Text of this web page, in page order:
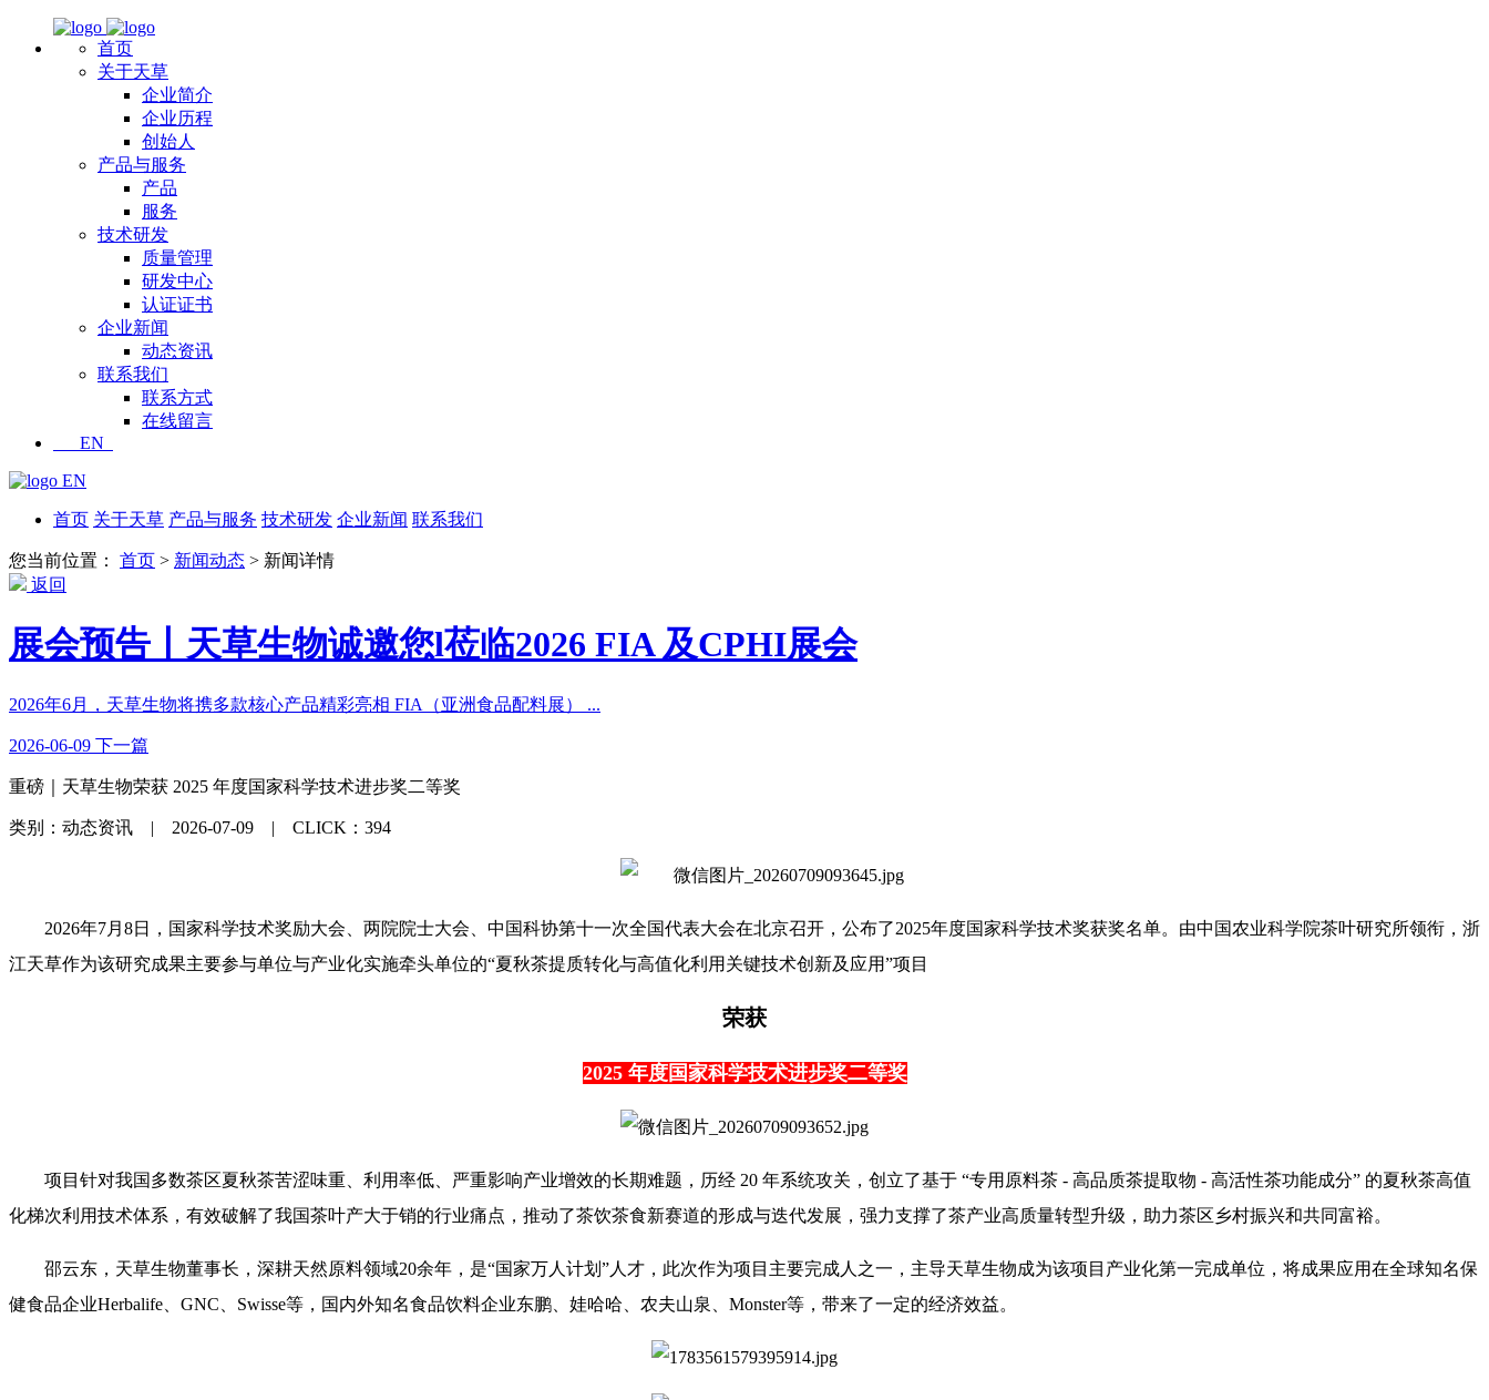
首页
关于天草
企业简介
企业历程
创始人
产品与服务
产品
服务
技术研发
质量管理
研发中心
认证证书
企业新闻
动态资讯
联系我们
联系方式
在线留言
EN
EN
首页 关于天草 产品与服务 技术研发 企业新闻 联系我们
您当前位置： 首页 > 新闻动态 > 新闻详情
返回
展会预告丨天草生物诚邀您l莅临2026 FIA 及CPHI展会
2026年6月，天草生物将携多款核心产品精彩亮相 FIA（亚洲食品配料展） ...
2026-06-09 下一篇
重磅｜天草生物荣获 2025 年度国家科学技术进步奖二等奖
类别：动态资讯 | 2026-07-09 | CLICK：394
2026年7月8日，国家科学技术奖励大会、两院院士大会、中国科协第十一次全国代表大会在北京召开，公布了2025年度国家科学技术奖获奖名单。由中国农业科学院茶叶研究所领衔，浙
江天草作为该研究成果主要参与单位与产业化实施牵头单位的“夏秋茶提质转化与高值化利用关键技术创新及应用”项目
荣获
2025 年度国家科学技术进步奖二等奖
项目针对我国多数茶区夏秋茶苦涩味重、利用率低、严重影响产业增效的长期难题，历经 20 年系统攻关，创立了基于 “专用原料茶 - 高品质茶提取物 - 高活性茶功能成分” 的夏秋茶高值
化梯次利用技术体系，有效破解了我国茶叶产大于销的行业痛点，推动了茶饮茶食新赛道的形成与迭代发展，强力支撑了茶产业高质量转型升级，助力茶区乡村振兴和共同富裕。
邵云东，天草生物董事长，深耕天然原料领域20余年，是“国家万人计划”人才，此次作为项目主要完成人之一，主导天草生物成为该项目产业化第一完成单位，将成果应用在全球知名保
健食品企业Herbalife、GNC、Swisse等，国内外知名食品饮料企业东鹏、娃哈哈、农夫山泉、Monster等，带来了一定的经济效益。